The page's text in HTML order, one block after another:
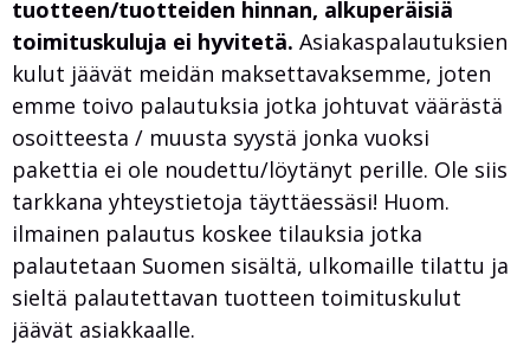
tuotteen/tuotteiden hinnan, alkuperäisiä
toimituskuluja ei hyvitetä. Asiakaspalautuksien
kulut jäävät meidän maksettavaksemme, joten
emme toivo palautuksia jotka johtuvat väärästä
osoitteesta / muusta syystä jonka vuoksi
pakettia ei ole noudettu/löytänyt perille. Ole siis
tarkkana yhteystietoja täyttäessäsi! Huom.
ilmainen palautus koskee tilauksia jotka
palautetaan Suomen sisältä, ulkomaille tilattu ja
sieltä palautettavan tuotteen toimituskulut
jäävät asiakkaalle.